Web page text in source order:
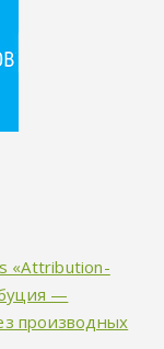
«Attribution-
—
производных